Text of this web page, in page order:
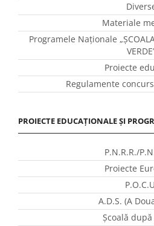
Materiale
Programele Naţionale
Proiecte
Regulamente
PROIECTE EDUCAȚIONALE ȘI
P.N.R.R./
Proiecte
A.D.S. (A
Școală după